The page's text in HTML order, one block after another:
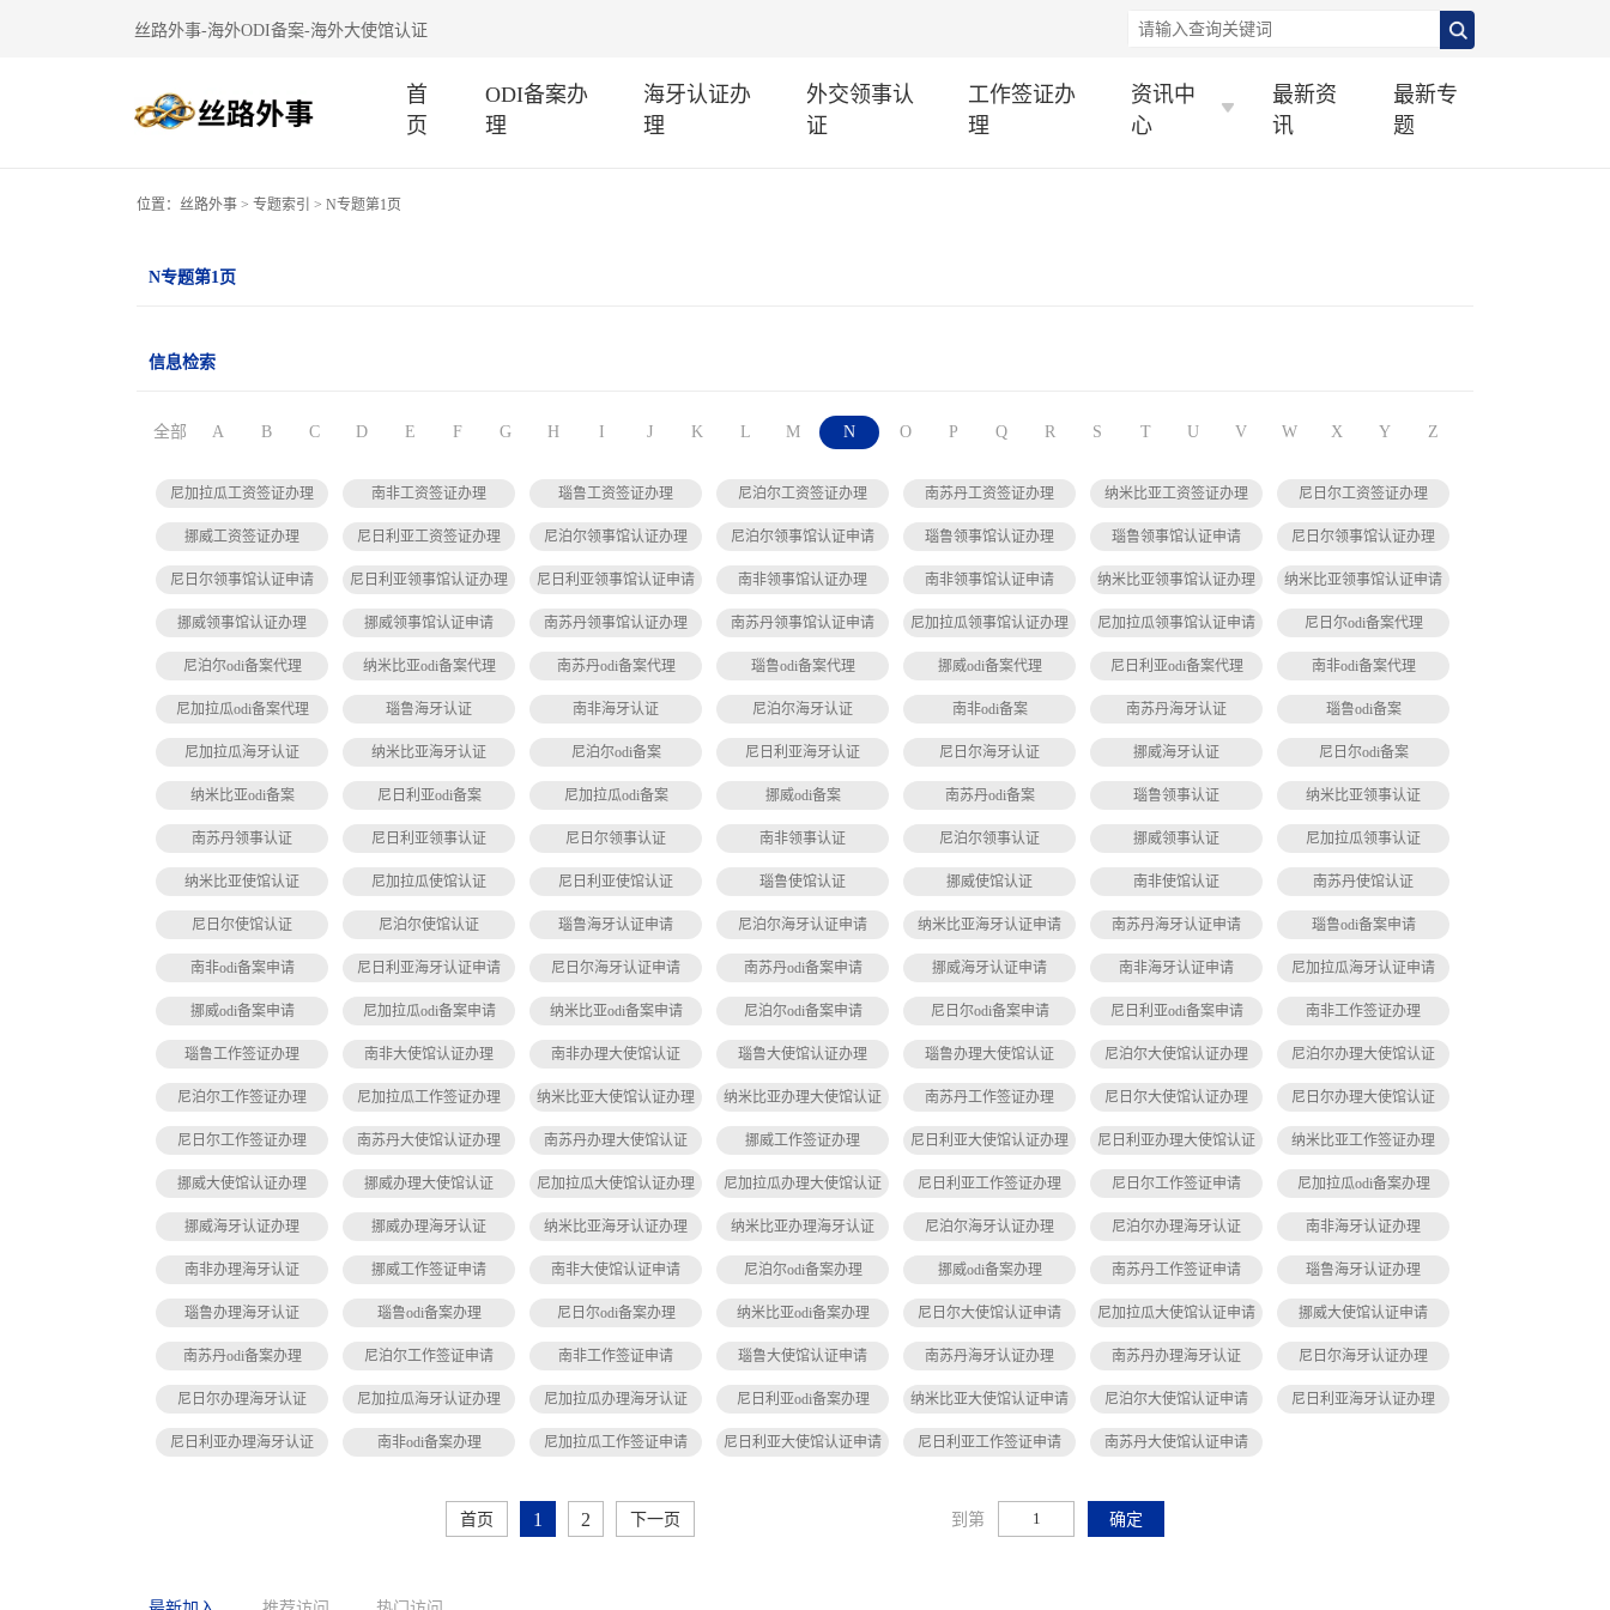
丝路外事-海外ODI备案-海外大使馆认证
首
页
ODI备案办
理
海牙认证办
理
外交领事认
证
工作签证办
理
资讯中
心
最新资
讯
最新专
题
位置： 丝路外事 > 专题索引 > N专题第1页
N专题第1页
信息检索
全部 A B C D E F G H I J K L M N O P Q R S T U V W X Y Z
尼加拉瓜工资签证办理 南非工资签证办理 瑙鲁工资签证办理 尼泊尔工资签证办理 南苏丹工资签证办理 纳米比亚工资签证办理 尼日尔工资签证办理
挪威工资签证办理 尼日利亚工资签证办理 尼泊尔领事馆认证办理 尼泊尔领事馆认证申请 瑙鲁领事馆认证办理 瑙鲁领事馆认证申请 尼日尔领事馆认证办理
尼日尔领事馆认证申请 尼日利亚领事馆认证办理 尼日利亚领事馆认证申请 南非领事馆认证办理 南非领事馆认证申请 纳米比亚领事馆认证办理 纳米比亚领事馆认证申请
挪威领事馆认证办理 挪威领事馆认证申请 南苏丹领事馆认证办理 南苏丹领事馆认证申请 尼加拉瓜领事馆认证办理 尼加拉瓜领事馆认证申请 尼日尔odi备案代理
尼泊尔odi备案代理 纳米比亚odi备案代理 南苏丹odi备案代理 瑙鲁odi备案代理 挪威odi备案代理 尼日利亚odi备案代理 南非odi备案代理
尼加拉瓜odi备案代理 瑙鲁海牙认证 南非海牙认证 尼泊尔海牙认证 南非odi备案 南苏丹海牙认证 瑙鲁odi备案
尼加拉瓜海牙认证 纳米比亚海牙认证 尼泊尔odi备案 尼日利亚海牙认证 尼日尔海牙认证 挪威海牙认证 尼日尔odi备案
纳米比亚odi备案 尼日利亚odi备案 尼加拉瓜odi备案 挪威odi备案 南苏丹odi备案 瑙鲁领事认证 纳米比亚领事认证
南苏丹领事认证 尼日利亚领事认证 尼日尔领事认证 南非领事认证 尼泊尔领事认证 挪威领事认证 尼加拉瓜领事认证
纳米比亚使馆认证 尼加拉瓜使馆认证 尼日利亚使馆认证 瑙鲁使馆认证 挪威使馆认证 南非使馆认证 南苏丹使馆认证
尼日尔使馆认证 尼泊尔使馆认证 瑙鲁海牙认证申请 尼泊尔海牙认证申请 纳米比亚海牙认证申请 南苏丹海牙认证申请 瑙鲁odi备案申请
南非odi备案申请 尼日利亚海牙认证申请 尼日尔海牙认证申请 南苏丹odi备案申请 挪威海牙认证申请 南非海牙认证申请 尼加拉瓜海牙认证申请
挪威odi备案申请 尼加拉瓜odi备案申请 纳米比亚odi备案申请 尼泊尔odi备案申请 尼日尔odi备案申请 尼日利亚odi备案申请 南非工作签证办理
瑙鲁工作签证办理 南非大使馆认证办理 南非办理大使馆认证 瑙鲁大使馆认证办理 瑙鲁办理大使馆认证 尼泊尔大使馆认证办理 尼泊尔办理大使馆认证
尼泊尔工作签证办理 尼加拉瓜工作签证办理 纳米比亚大使馆认证办理 纳米比亚办理大使馆认证 南苏丹工作签证办理 尼日尔大使馆认证办理 尼日尔办理大使馆认证
尼日尔工作签证办理 南苏丹大使馆认证办理 南苏丹办理大使馆认证 挪威工作签证办理 尼日利亚大使馆认证办理 尼日利亚办理大使馆认证 纳米比亚工作签证办理
挪威大使馆认证办理 挪威办理大使馆认证 尼加拉瓜大使馆认证办理 尼加拉瓜办理大使馆认证 尼日利亚工作签证办理 尼日尔工作签证申请 尼加拉瓜odi备案办理
挪威海牙认证办理 挪威办理海牙认证 纳米比亚海牙认证办理 纳米比亚办理海牙认证 尼泊尔海牙认证办理 尼泊尔办理海牙认证 南非海牙认证办理
南非办理海牙认证 挪威工作签证申请 南非大使馆认证申请 尼泊尔odi备案办理 挪威odi备案办理 南苏丹工作签证申请 瑙鲁海牙认证办理
瑙鲁办理海牙认证 瑙鲁odi备案办理 尼日尔odi备案办理 纳米比亚odi备案办理 尼日尔大使馆认证申请 尼加拉瓜大使馆认证申请 挪威大使馆认证申请
南苏丹odi备案办理 尼泊尔工作签证申请 南非工作签证申请 瑙鲁大使馆认证申请 南苏丹海牙认证办理 南苏丹办理海牙认证 尼日尔海牙认证办理
尼日尔办理海牙认证 尼加拉瓜海牙认证办理 尼加拉瓜办理海牙认证 尼日利亚odi备案办理 纳米比亚大使馆认证申请 尼泊尔大使馆认证申请 尼日利亚海牙认证办理
尼日利亚办理海牙认证 南非odi备案办理 尼加拉瓜工作签证申请 尼日利亚大使馆认证申请 尼日利亚工作签证申请 南苏丹大使馆认证申请
首页 1 2 下一页 到第 确定